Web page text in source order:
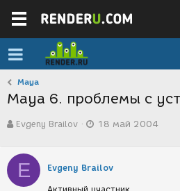
Maya
Maya 6. проблемы с
в
о
р
т
Evgeny Brailov
а
с
18 май 2004
E Evgeny Brailov